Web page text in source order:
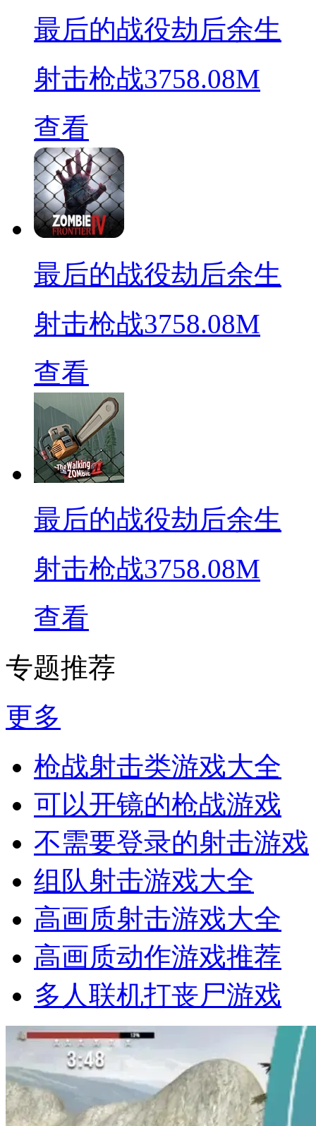
最后的战役劫后余生
射击枪战3758.08M
查看
最后的战役劫后余生
射击枪战3758.08M
查看
最后的战役劫后余生
射击枪战3758.08M
查看
专题推荐
更多
枪战射击类游戏大全
可以开镜的枪战游戏
不需要登录的射击游戏
组队射击游戏大全
高画质射击游戏大全
高画质动作游戏推荐
多人联机打丧尸游戏